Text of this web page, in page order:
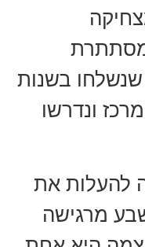
מסתתרת
שנשלחו בשנות
ונדרשו
להעלות את
מרגישה